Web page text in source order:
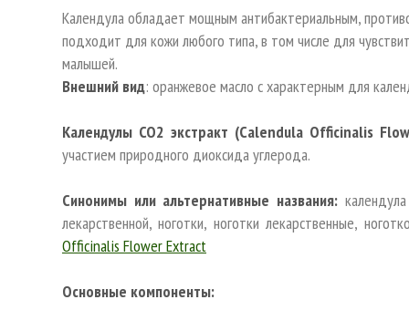
Календула обладает мощным антибактериальным,
подходит для кожи любого типа, в том числе для
малышей.
Внешний вид: оранжевое масло с характерным для
Календулы СО2 экстракт (Calendula Officinalis
участием природного диоксида углерода.
Синонимы или альтернативные названия:календула
лекарственной, ноготки, ноготки лекарственные,
Officinalis Flower Extract
Основные компоненты: